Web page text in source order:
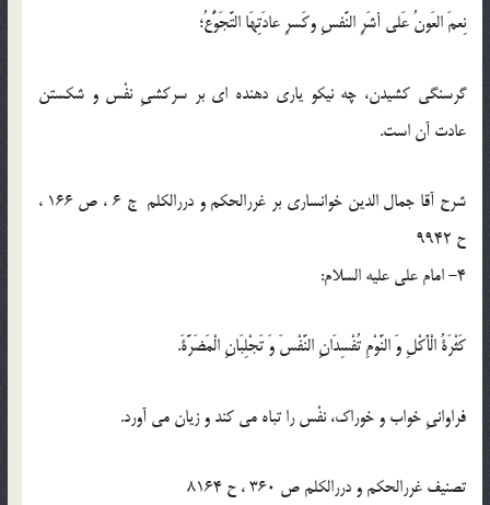
نِعمَ العَونُ عَلى أشَرِ النَّفسِ وكَسرِ عادَتِهَا التَّجَوُّعُ؛
گرسنگى كشيدن، چه نيكو يارى دهنده اى بر سركشىِ نفْس و شكستن
عادت آن است.
شرح آقا جمال الدین خوانساری بر غررالحکم و دررالکلم ج 6 ، ص 166 ،
ح 9942
4- امام على عليه السلام:
كَثْرَةُ الْأَكْلِ وَ النَّوْمِ تُفْسِدَانِ النَّفْسَ وَ تَجْلِبَانِ الْمَضَرَّةَ.
فراوانىِ خواب و خوراك، نفْس را تباه مى كند و زيان مى آورد.
تصنیف غررالحکم و دررالکلم ص 360 ، ح 8164